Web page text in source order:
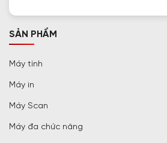
SẢN PHẨM
Máy tính
Máy in
Máy Scan
Máy đa chức năng